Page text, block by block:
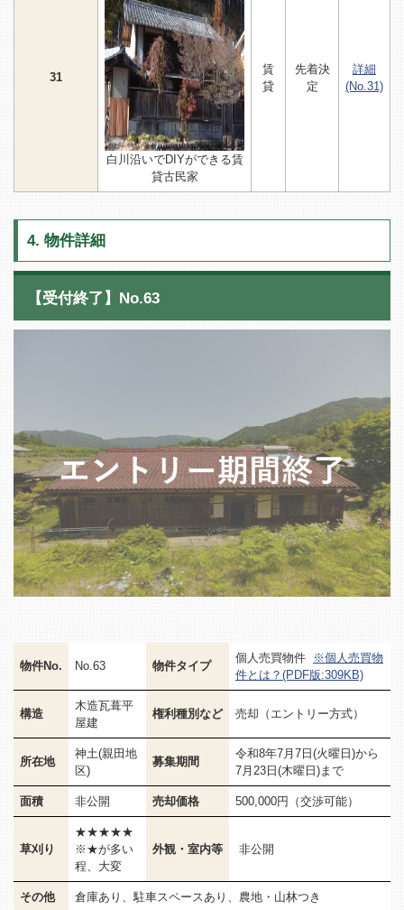
31
白川沿いでDIYができる賃
貸古民家
賃
貸
先着決
定
詳細
(No.31)
4. 物件詳細
【受付終了】No.63
物件No. No.63 物件タイプ
個人売買物件
※個人売買物
件とは？(PDF版:309KB)
構造
木造瓦葺平
屋建
権利種別など 売却（エントリー方式）
所在地
神土(親田地
区)
募集期間
令和8年7月7日(火曜日)から
7月23日(木曜日)まで
面積 非公開 売却価格 500,000円（交渉可能）
草刈り
★★★★★
※★が多い
程、大変
外観・室内等 非公開
その他 倉庫あり、駐車スペースあり、農地・山林つき